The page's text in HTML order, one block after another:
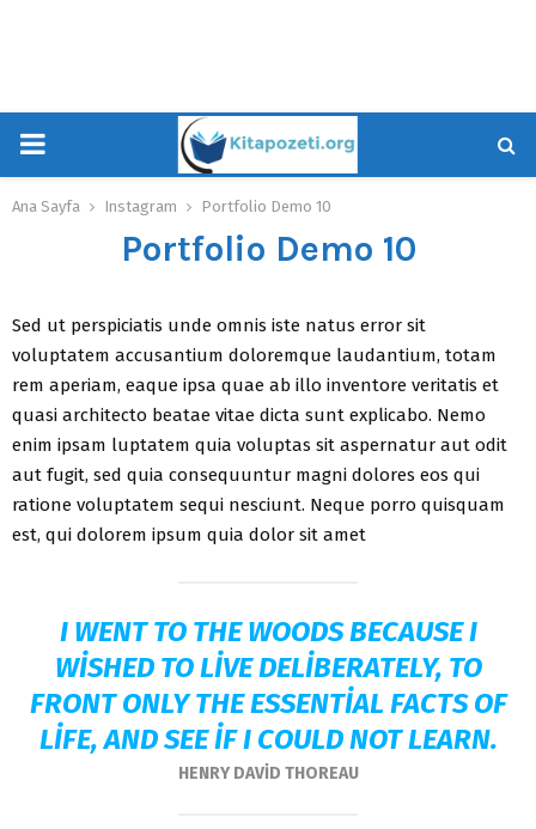
PRIMARY
MENU
Ana Sayfa Instagram Portfolio Demo 10
Portfolio Demo 10
Sed ut perspiciatis unde omnis iste natus error sit
voluptatem accusantium doloremque laudantium, totam
rem aperiam, eaque ipsa quae ab illo inventore veritatis et
quasi architecto beatae vitae dicta sunt explicabo. Nemo
enim ipsam luptatem quia voluptas sit aspernatur aut odit
aut fugit, sed quia consequuntur magni dolores eos qui
ratione voluptatem sequi nesciunt. Neque porro quisquam
est, qui dolorem ipsum quia dolor sit amet
I WENT TO THE WOODS BECAUSE I
WISHED TO LIVE DELIBERATELY, TO
FRONT ONLY THE ESSENTIAL FACTS OF
LIFE, AND SEE IF I COULD NOT LEARN.
HENRY DAVID THOREAU